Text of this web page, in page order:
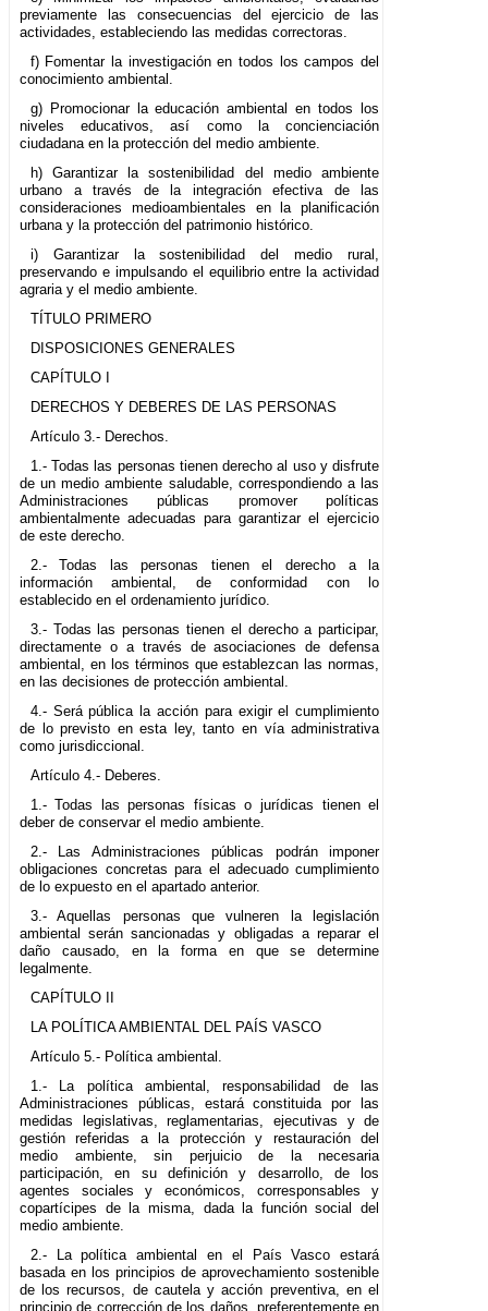
previamente las consecuencias del ejercicio de las
actividades, estableciendo las medidas correctoras.
f) Fomentar la investigación en todos los campos del
conocimiento ambiental.
g) Promocionar la educación ambiental en todos los
niveles educativos, así como la concienciación
ciudadana en la protección del medio ambiente.
h) Garantizar la sostenibilidad del medio ambiente
urbano a través de la integración efectiva de las
consideraciones medioambientales en la planificación
urbana y la protección del patrimonio histórico.
i) Garantizar la sostenibilidad del medio rural,
preservando e impulsando el equilibrio entre la actividad
agraria y el medio ambiente.
TÍTULO PRIMERO
DISPOSICIONES GENERALES
CAPÍTULO I
DERECHOS Y DEBERES DE LAS PERSONAS
Artículo 3.- Derechos.
1.- Todas las personas tienen derecho al uso y disfrute
de un medio ambiente saludable, correspondiendo a las
Administraciones públicas promover políticas
ambientalmente adecuadas para garantizar el ejercicio
de este derecho.
2.- Todas las personas tienen el derecho a la
información ambiental, de conformidad con lo
establecido en el ordenamiento jurídico.
3.- Todas las personas tienen el derecho a participar,
directamente o a través de asociaciones de defensa
ambiental, en los términos que establezcan las normas,
en las decisiones de protección ambiental.
4.- Será pública la acción para exigir el cumplimiento
de lo previsto en esta ley, tanto en vía administrativa
como jurisdiccional.
Artículo 4.- Deberes.
1.- Todas las personas físicas o jurídicas tienen el
deber de conservar el medio ambiente.
2.- Las Administraciones públicas podrán imponer
obligaciones concretas para el adecuado cumplimiento
de lo expuesto en el apartado anterior.
3.- Aquellas personas que vulneren la legislación
ambiental serán sancionadas y obligadas a reparar el
daño causado, en la forma en que se determine
legalmente.
CAPÍTULO II
LA POLÍTICA AMBIENTAL DEL PAÍS VASCO
Artículo 5.- Política ambiental.
1.- La política ambiental, responsabilidad de las
Administraciones públicas, estará constituida por las
medidas legislativas, reglamentarias, ejecutivas y de
gestión referidas a la protección y restauración del
medio ambiente, sin perjuicio de la necesaria
participación, en su definición y desarrollo, de los
agentes sociales y económicos, corresponsables y
copartícipes de la misma, dada la función social del
medio ambiente.
2.- La política ambiental en el País Vasco estará
basada en los principios de aprovechamiento sostenible
de los recursos, de cautela y acción preventiva, en el
principio de corrección de los daños, preferentemente en